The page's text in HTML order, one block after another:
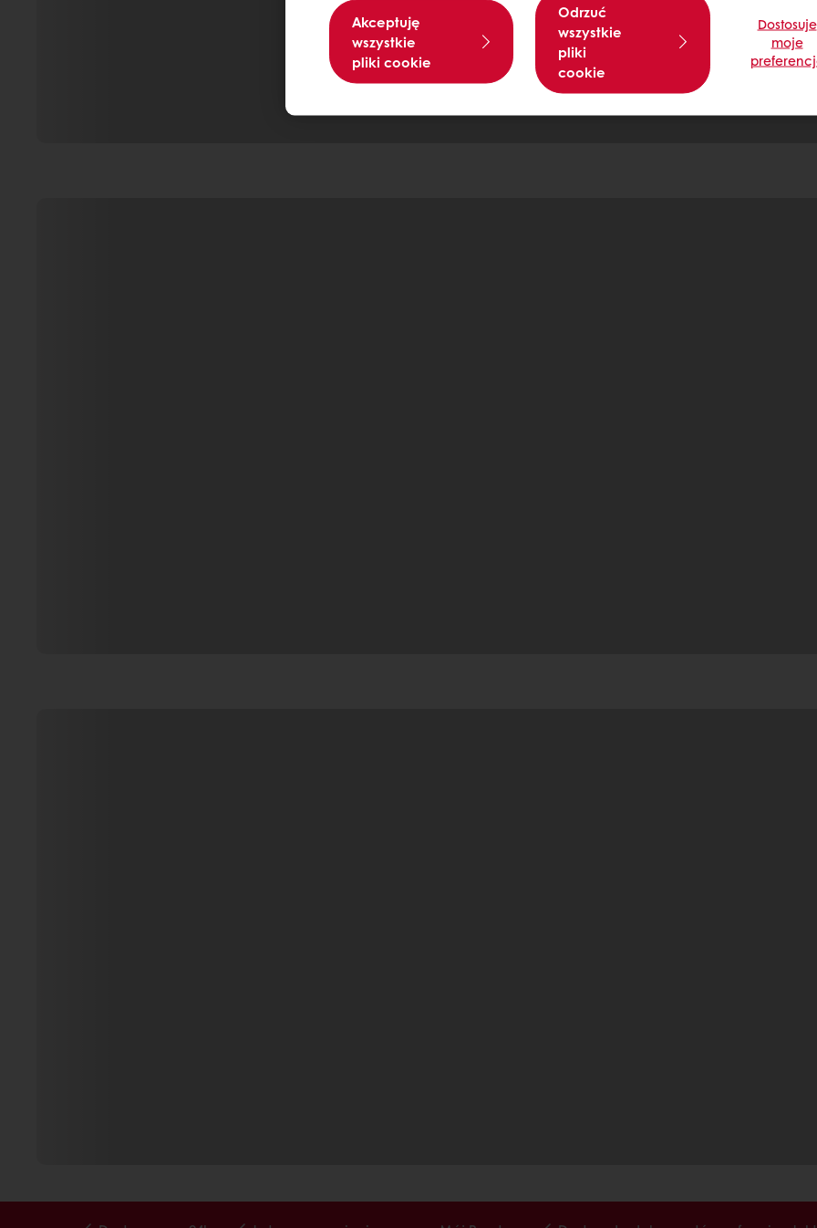
Akceptuję
wszystkie
pliki cookie
Odrzuć
wszystkie
pliki
cookie
Dostosuje
moje